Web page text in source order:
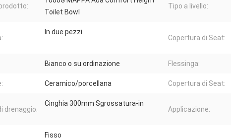
Toilet Bowl
Tipo a livello:
In due pezzi
Copertura di Seat:
Bianco o su ordinazione Flessinga:
Ceramico/porcellana Copertura di Seat:
drenaggio:
Cinghia 300mm Sgrossatura-in
Applicazione:
Fisso